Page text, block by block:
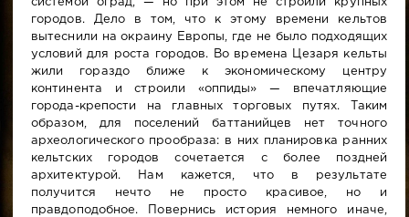
системой оград, — но при этом не строили крупных
городов. Дело в том, что к этому времени кельтов
вытеснили на окраину Европы, где не было подходящих
условий для роста городов. Во времена Цезаря кельты
жили гораздо ближе к экономическому центру
континента и строили «оппиды» — впечатляющие
города-крепости на главных торговых путях. Таким
образом, для поселений баттанийцев нет точного
археологического прообраза: в них планировка ранних
кельтских городов сочетается с более поздней
архитектурой. Нам кажется, что в результате
получится нечто не просто красивое, но и
правдоподобное. Повернись история немного иначе,